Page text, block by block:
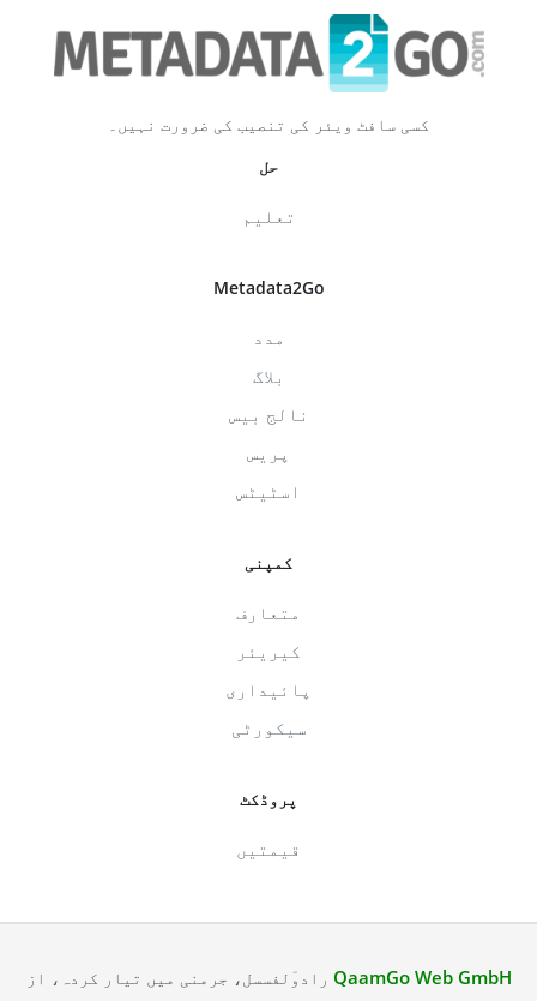
کسی سافٹ ویئر کی تنصیب کی ضرورت نہیں۔
حل
تعلیم
Metadata2Go
مدد
بلاگ
نالج بیس
پریس
اسٹیٹس
کمپنی
متعارف
کیریئر
پائیداری
سیکورٹی
پروڈکٹ
قیمتیں
QaamGo Web GmbH